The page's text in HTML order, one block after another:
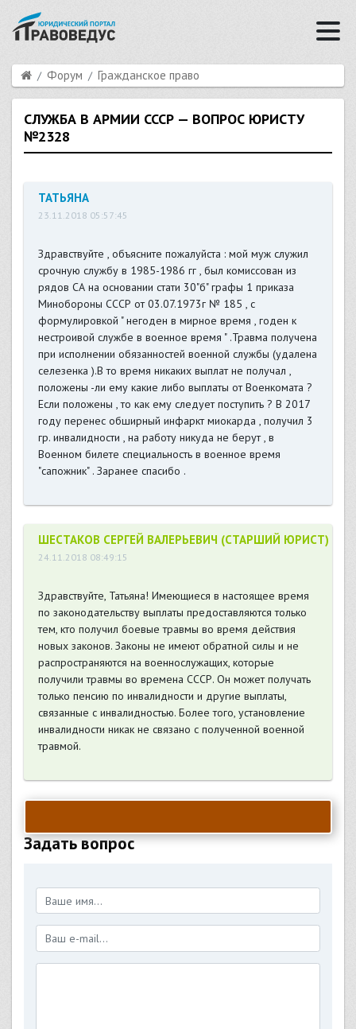
Форум Гражданское право
СЛУЖБА В АРМИИ СССР — ВОПРОС ЮРИСТУ
№2328
ТАТЬЯНА
23.11.2018 05:57:45
Здравствуйте , объясните пожалуйста : мой муж служил
срочную службу в 1985-1986 гг , был комиссован из
рядов СА на основании стати 30"б" графы 1 приказа
Минобороны СССР от 03.07.1973г № 185 , с
формулировкой " негоден в мирное время , годен к
нестроивой службе в военное время " .Травма получена
при исполнении обязанностей военной службы (удалена
селезенка ).В то время никаких выплат не получал ,
положены -ли ему какие либо выплаты от Военкомата ?
Если положены , то как ему следует поступить ? В 2017
году перенес обширный инфаркт миокарда , получил 3
гр. инвалидности , на работу никуда не берут , в
Военном билете специальность в военное время
"сапожник" . Заранее спасибо .
ШЕСТАКОВ СЕРГЕЙ ВАЛЕРЬЕВИЧ (СТАРШИЙ ЮРИСТ)
24.11.2018 08:49:15
Здравствуйте, Татьяна! Имеющиеся в настоящее время
по законодательству выплаты предоставляются только
тем, кто получил боевые травмы во время действия
новых законов. Законы не имеют обратной силы и не
распространяются на военнослужащих, которые
получили травмы во времена СССР. Он может получать
только пенсию по инвалидности и другие выплаты,
связанные с инвалидностью. Более того, установление
инвалидности никак не связано с полученной военной
травмой.
Задать вопрос